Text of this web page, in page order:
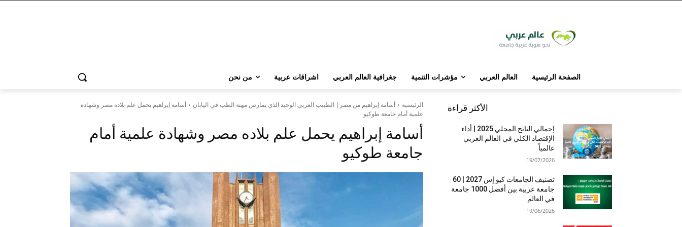
الصفحة الرئيسية العالم العربي مؤشرات التنمية جغرافية العالم العربي اشراقات عربية من نحن
الرئيسية أسامة إبراهيم من مصر| الطبيب العربي الوحيد الذي يمارس مهنة الطب في اليابان
أسامة إبراهيم يحمل علم بلاده مصر وشهادة
علمية أمام جامعة طوكيو
أسامة إبراهيم يحمل علم بلاده مصر وشهادة علمية أمام
جامعة طوكيو
الأكثر قراءة
إجمالي الناتج المحلي 2025 | أداء
الإقتصاد الكلي في العالم العربي
عالمياً
19/07/2026
تصنيف الجامعات كيو إس 2027 | 60
جامعة عربية بين أفضل 1000 جامعة
في العالم
19/06/2026